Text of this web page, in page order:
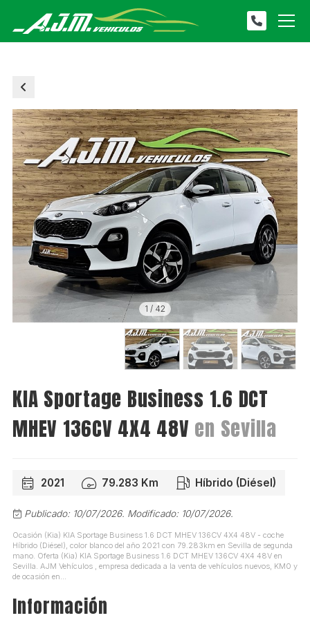
1 / 42
KIA Sportage Business 1.6 DCT
MHEV 136CV 4X4 48V en Sevilla
2021 79.283 Km Híbrido (Diésel)
Publicado: 10/07/2026. Modificado: 10/07/2026.
Ocasión (Kia) KIA Sportage Business 1.6 DCT MHEV 136CV 4X4 48V - coche
Híbrido (Diésel), color blanco del año 2021 con 79.283km en Sevilla de segunda
mano. Oferta (Kia) KIA Sportage Business 1.6 DCT MHEV 136CV 4X4 48V en
Sevilla. AJM Vehículos , empresa dedicada a la venta de vehículos nuevos, KM0 y
de ocasión en...
Información